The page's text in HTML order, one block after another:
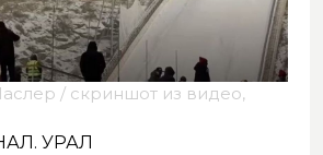
/ скриншот из видео,
УРАЛ